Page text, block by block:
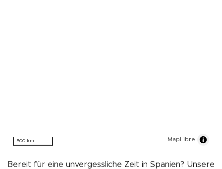
500 km MapLibre
Bereit für eine unvergessliche Zeit in Spanien? Unsere